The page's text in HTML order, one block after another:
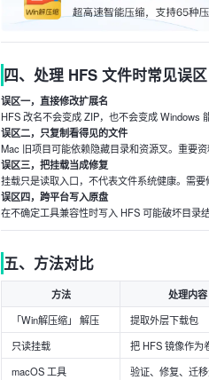
四、处理 HFS 文件时常见误区
误区一，直接修改扩展名
HFS 改名不会变成 ZIP，也不会变成 Windows
误区二，只复制看得见的文件
Mac 旧项目可能依赖隐藏目录和资源叉。重要资
误区三，把挂载当成修复
挂载只是读取入口，不代表文件系统健康。需要
误区四，跨平台写入原盘
在不确定工具兼容性时写入 HFS 可能破坏目录
五、方法对比
方法 处理内容
「Win解压缩」 解压
提取外层下载包
只读挂载
把 HFS 镜像作为
macOS 工具
验证、修复、迁